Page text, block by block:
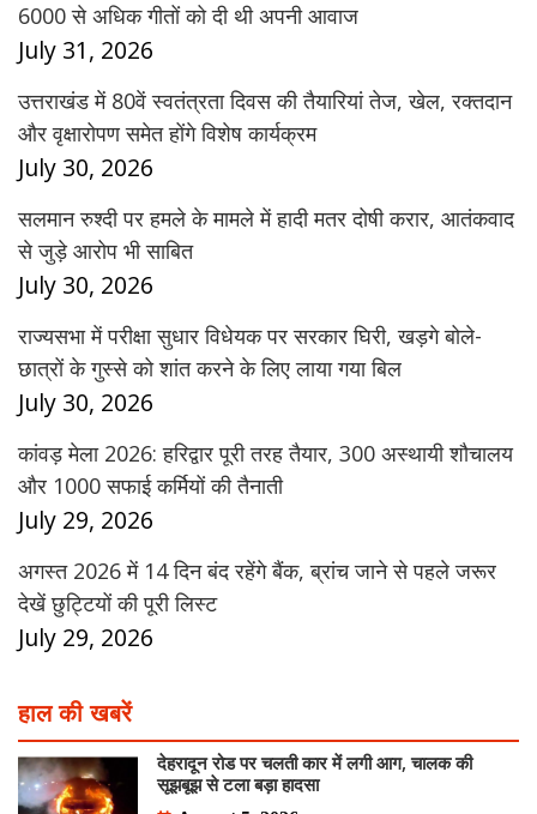
6000 से अधिक गीतों को दी थी अपनी आवाज
July 31, 2026
उत्तराखंड में 80वें स्वतंत्रता दिवस की तैयारियां तेज, खेल, रक्तदान
और वृक्षारोपण समेत होंगे विशेष कार्यक्रम
July 30, 2026
सलमान रुश्दी पर हमले के मामले में हादी मतर दोषी करार, आतंकवाद
से जुड़े आरोप भी साबित
July 30, 2026
राज्यसभा में परीक्षा सुधार विधेयक पर सरकार घिरी, खड़गे बोले-
छात्रों के गुस्से को शांत करने के लिए लाया गया बिल
July 30, 2026
कांवड़ मेला 2026: हरिद्वार पूरी तरह तैयार, 300 अस्थायी शौचालय
और 1000 सफाई कर्मियों की तैनाती
July 29, 2026
अगस्त 2026 में 14 दिन बंद रहेंगे बैंक, ब्रांच जाने से पहले जरूर
देखें छुट्टियों की पूरी लिस्ट
July 29, 2026
हाल की खबरें
देहरादून रोड पर चलती कार में लगी आग, चालक की
सूझबूझ से टला बड़ा हादसा